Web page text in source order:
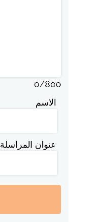
0/800
الاسم
عنوان المراسلة